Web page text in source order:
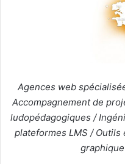
Agences web
Accompagnement de
ludopédagogiques /
plateformes LMS /